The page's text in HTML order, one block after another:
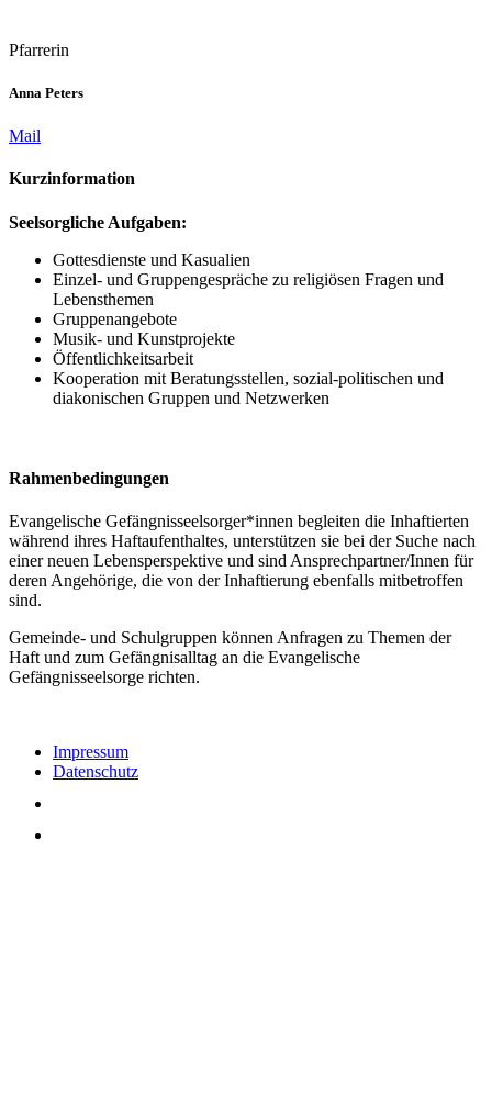
Pfarrerin
Anna Peters
Mail
Kurzinformation
Seelsorgliche Aufgaben:
Gottesdienste und Kasualien
Einzel- und Gruppengespräche zu religiösen Fragen und
Lebensthemen
Gruppenangebote
Musik- und Kunstprojekte
Öffentlichkeitsarbeit
Kooperation mit Beratungsstellen, sozial-politischen und
diakonischen Gruppen und Netzwerken
Rahmenbedingungen
Evangelische Gefängnisseelsorger*innen begleiten die Inhaftierten
während ihres Haftaufenthaltes, unterstützen sie bei der Suche nach
einer neuen Lebensperspektive und sind Ansprechpartner/Innen für
deren Angehörige, die von der Inhaftierung ebenfalls mitbetroffen
sind.
Gemeinde- und Schulgruppen können Anfragen zu Themen der
Haft und zum Gefängnisalltag an die Evangelische
Gefängnisseelsorge richten.
Impressum
Datenschutz